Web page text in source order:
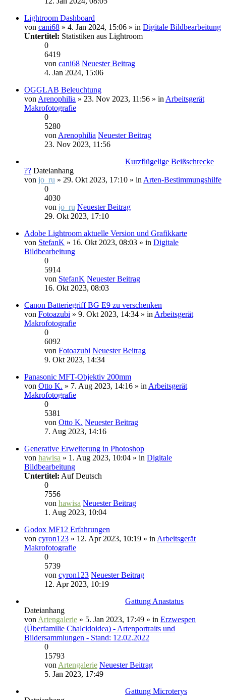
Lightroom Dashboard
von cani68 » 4. Jan 2024, 15:06 » in Digitale Bildbearbeitung
Untertitel: Statistiken aus Lightroom
0
6419
von cani68 Neuester Beitrag
4. Jan 2024, 15:06
OGGLAB Beleuchtung
von Arenophilia » 23. Nov 2023, 11:56 » in Arbeitsgerät
Makrofotografie
0
5280
von Arenophilia Neuester Beitrag
23. Nov 2023, 11:56
Kurzflügelige Beißschrecke
?? Dateianhang
von jo_ru » 29. Okt 2023, 17:10 » in Arten-Bestimmungshilfe
0
4030
von jo_ru Neuester Beitrag
29. Okt 2023, 17:10
Adobe Lightroom aktuelle Version und Grafikkarte
von StefanK » 16. Okt 2023, 08:03 » in Digitale
Bildbearbeitung
0
5914
von StefanK Neuester Beitrag
16. Okt 2023, 08:03
Canon Batteriegriff BG E9 zu verschenken
von Fotoazubi » 9. Okt 2023, 14:34 » in Arbeitsgerät
Makrofotografie
0
6092
von Fotoazubi Neuester Beitrag
9. Okt 2023, 14:34
Panasonic MFT-Objektiv 200mm
von Otto K. » 7. Aug 2023, 14:16 » in Arbeitsgerät
Makrofotografie
0
5381
von Otto K. Neuester Beitrag
7. Aug 2023, 14:16
Generative Erweiterung in Photoshop
von hawisa » 1. Aug 2023, 10:04 » in Digitale
Bildbearbeitung
Untertitel: Auf Deutsch
0
7556
von hawisa Neuester Beitrag
1. Aug 2023, 10:04
Godox MF12 Erfahrungen
von cyron123 » 12. Apr 2023, 10:19 » in Arbeitsgerät
Makrofotografie
0
5739
von cyron123 Neuester Beitrag
12. Apr 2023, 10:19
Gattung Anastatus
Dateianhang
von Artengalerie » 5. Jan 2023, 17:49 » in Erzwespen
(Überfamilie Chalcidoidea) - Artenportraits und
Bildersammlungen - Stand: 12.02.2022
0
15793
von Artengalerie Neuester Beitrag
5. Jan 2023, 17:49
Gattung Microterys